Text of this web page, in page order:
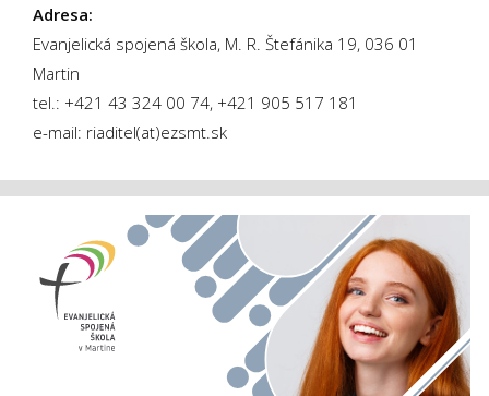
Adresa:
Evanjelická spojená škola, M. R. Štefánika 19, 036 01
Martin
tel.: +421 43 324 00 74, +421 905 517 181
e-mail: riaditel(at)ezsmt.sk